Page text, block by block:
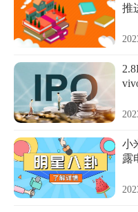
推
小
露